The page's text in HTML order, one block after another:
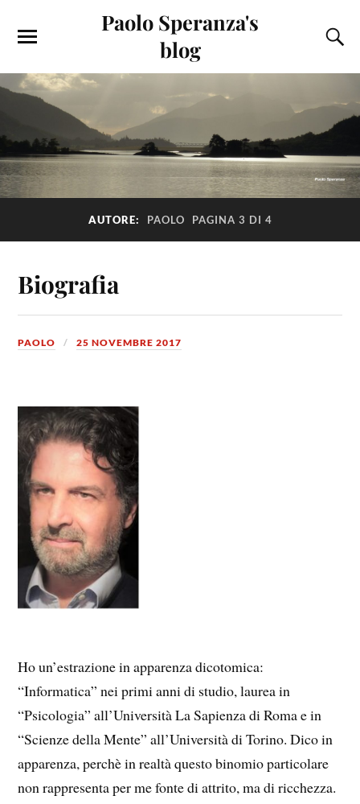
Paolo Speranza's
blog
AUTORE: PAOLO PAGINA 3 DI 4
Biografia
PAOLO 25 NOVEMBRE 2017
Ho un’estrazione in apparenza dicotomica:
“Informatica” nei primi anni di studio, laurea in
“Psicologia” all’Università La Sapienza di Roma e in
“Scienze della Mente” all’Università di Torino. Dico in
apparenza, perchè in realtà questo binomio particolare
non rappresenta per me fonte di attrito, ma di ricchezza.